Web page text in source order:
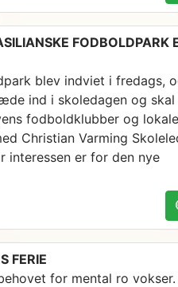
FODBOLDPARK
blev indviet i fredags,
ind i skoledagen og skal
fodboldklubber og lokale
Christian Varming
interessen er for den nye
FERIE
for mental ro vokser.